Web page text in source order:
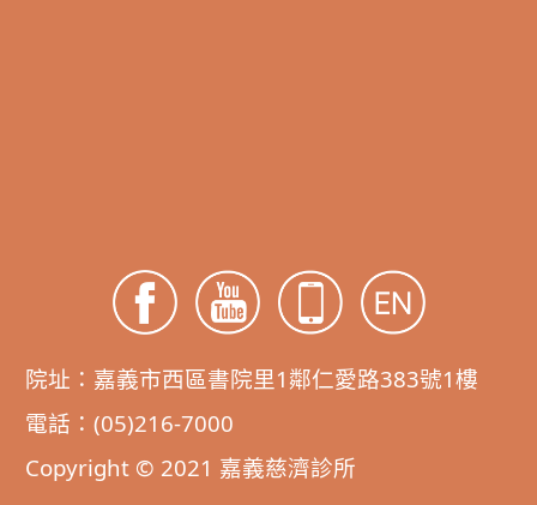
院址：嘉義市西區書院里1鄰仁愛路383號1樓
電話：(05)216-7000
Copyright © 2021 嘉義慈濟診所